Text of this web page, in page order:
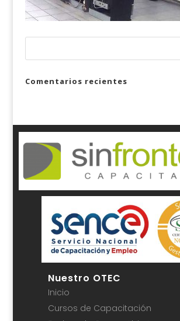
Comentarios recientes
Nuestro OTEC
Inicio
Cursos de Capacitación